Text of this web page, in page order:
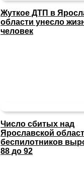
Жуткое ДТП в
области унесло
человек
Число сбитых над
Ярославской
беспилотников
88 до 92